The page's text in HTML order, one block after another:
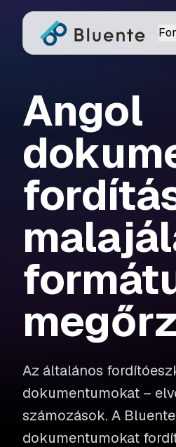
Angol
Az általános
dokumentumokat –
számozások. A
dokumentumokat